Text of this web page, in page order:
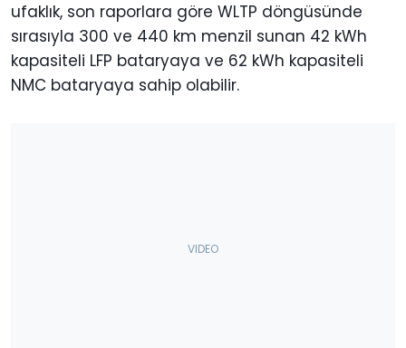
ufaklık, son raporlara göre WLTP döngüsünde
sırasıyla 300 ve 440 km menzil sunan 42 kWh
kapasiteli LFP bataryaya ve 62 kWh kapasiteli
NMC bataryaya sahip olabilir.